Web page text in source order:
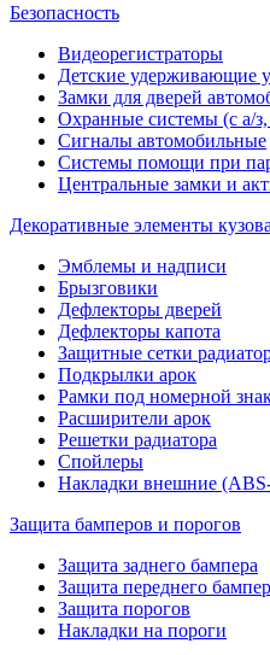
Безопасность
Видеорегистраторы
Детские удерживающие
Замки для дверей
Охранные системы (с а/з,
Сигналы автомобильные
Системы помощи при
Центральные замки и
Декоративные элементы кузова
Эмблемы и надписи
Брызговики
Дефлекторы дверей
Дефлекторы капота
Защитные сетки
Подкрылки арок
Рамки под номерной
Расширители арок
Решетки радиатора
Спойлеры
Накладки внешние
Защита бамперов и порогов
Защита заднего бампера
Защита переднего
Защита порогов
Накладки на пороги